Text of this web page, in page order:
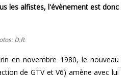
les alfistes, l'évènement est donc
D.R.
en novembre 1980, le nouveau
de GTV et V6) amène avec lui